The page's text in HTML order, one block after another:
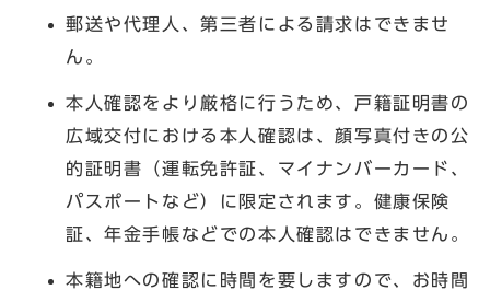
郵送や代理人、第三者による請求はできませ
ん。
本人確認をより厳格に行うため、戸籍証明書の
広域交付における本人確認は、顔写真付きの公
的証明書（運転免許証、マイナンバーカード、
パスポートなど）に限定されます。健康保険
証、年金手帳などでの本人確認はできません。
本籍地への確認に時間を要しますので、お時間